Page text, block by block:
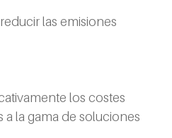
las emisiones
los costes
la gama de soluciones